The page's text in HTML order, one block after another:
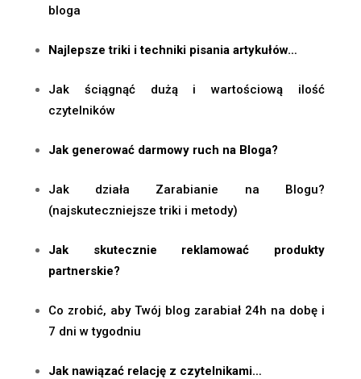
bloga
Najlepsze triki i techniki pisania artykułów…
Jak ściągnąć dużą i wartościową ilość
czytelników
Jak generować darmowy ruch na Bloga?
Jak działa Zarabianie na Blogu?
(najskuteczniejsze triki i metody)
Jak skutecznie reklamować produkty
partnerskie?
Co zrobić, aby Twój blog zarabiał 24h na dobę i
7 dni w tygodniu
Jak nawiązać relację z czytelnikami…